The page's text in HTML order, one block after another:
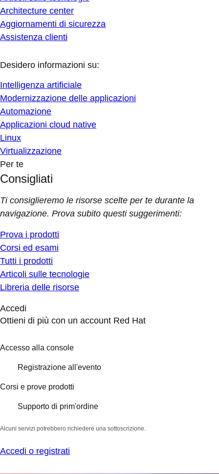
Architecture center
Aggiornamenti di sicurezza
Assistenza clienti
Desidero informazioni su:
Intelligenza artificiale
Modernizzazione delle applicazioni
Automazione
Applicazioni cloud native
Linux
Virtualizzazione
Per te
Consigliati
Ti consiglieremo le risorse scelte per te durante la
navigazione. Prova subito questi suggerimenti:
Prova i prodotti
Corsi ed esami
Tutti i prodotti
Articoli sulle tecnologie
Libreria delle risorse
Accedi
Ottieni di più con un account Red Hat
Accesso alla console
Registrazione all'evento
Corsi e prove prodotti
Supporto di prim'ordine
Alcuni servizi potrebbero richiedere una sottoscrizione.
Accedi o registrati